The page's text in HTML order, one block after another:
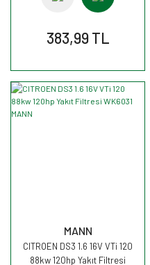
383,99 TL
MANN
CITROEN DS3 1.6 16V VTi 120
88kw 120hp Yakıt Filtresi